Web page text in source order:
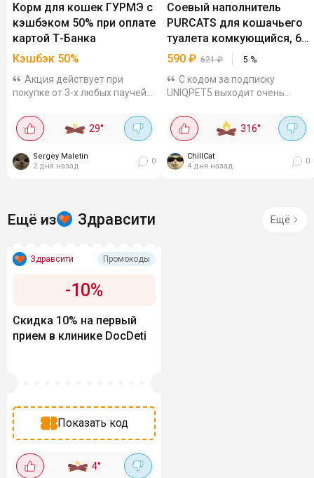
Корм для кошек ГУРМЭ с
кэшбэком 50% при оплате
картой Т-Банка
Кэшбэк 50%
Акция действует при
покупке от 3-х любых паучей
онлайн магазинах, кроме
Wildberries. Максимум вернут
29°
Sergey Maletin
2 дня назад
0
Соевый наполнитель
PURCATS для кошачьего
туалета комкующийся, 6
л
590 ₽ 621₽ 5 %
С кодом за подписку
UNIQPET5 выходит очень
площадках от тысячи стоит к
примеру, WBНатуральный
бентонита с
дезодорирующими...
316°
ChillCat
4 дня назад
0
Ещё из Здравсити Ещё
Здравсити Промокоды
-10%
Скидка 10% на первый
прием в клинике DocDeti
Показать код
4°